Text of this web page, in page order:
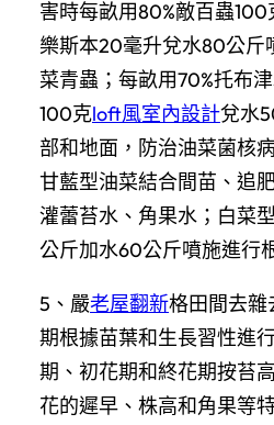
害時每畝用80%敵百蟲
樂斯本20毫升兌水80公斤
菜青蟲；每畝用70%托布
100克loft風室內設計兌水
部和地面，防治油菜菌核
甘藍型油菜結合間苗、追
灌蕾苔水、角果水；白菜
公斤加水60公斤噴施進行
5、嚴老屋翻新格田間去雜
期根據苗葉和生長習性進
期、初花期和終花期按苔
花的遲早、株高和角果等